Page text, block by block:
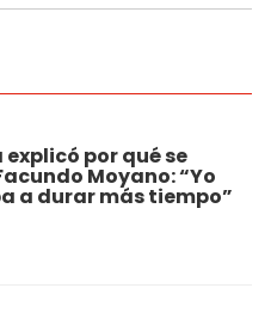
explicó por qué se
Moyano: “Yo
a durar más tiempo”